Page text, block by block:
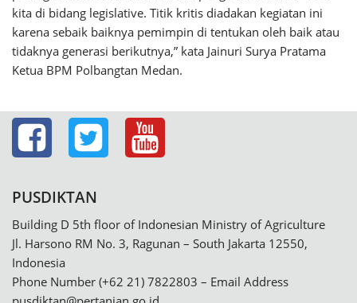
kita di bidang legislative. Titik kritis diadakan kegiatan ini
karena sebaik baiknya pemimpin di tentukan oleh baik atau
tidaknya generasi berikutnya,” kata Jainuri Surya Pratama
Ketua BPM Polbangtan Medan.
PUSDIKTAN
Building D 5th floor of Indonesian Ministry of Agriculture
Jl. Harsono RM No. 3, Ragunan – South Jakarta 12550,
Indonesia
Phone Number (+62 21) 7822803 – Email Address